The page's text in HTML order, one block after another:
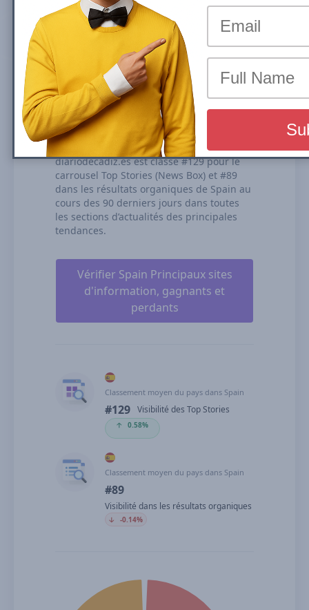
le carrousel Top Stories (News Box) ou les
résultats organiques représente la part de
trafic qu’un site reçoit grâce à ses
classements dans les résultats de
recherche organiques. Nous calculons
notre visibilité de recherche sur la base
des performances de l’ensemble de vos
contenus classés, de la durée de
classement et de nos estimations des CTR
(taux de clics).
diariodecadiz.es est classé #129 pour le
carrousel Top Stories (News Box) et #89
dans les résultats organiques de Spain au
cours des 90 derniers jours dans toutes
les sections d’actualités des principales
tendances.
Vérifier Spain Principaux sites
d'information, gagnants et
perdants
Classement moyen du pays dans Spain
#129 Visibilité des Top Stories
🡡 0.58%
Classement moyen du pays dans Spain
#89
Visibilité dans les résultats organiques
🡣 -0.14%